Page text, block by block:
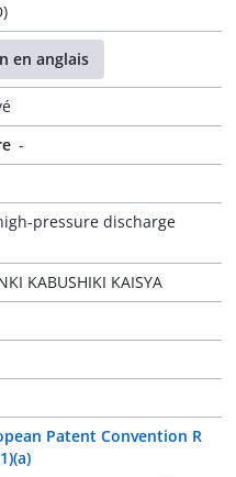
en anglais
-
pressure discharge
KABUSHIKI KAISYA
Patent Convention R